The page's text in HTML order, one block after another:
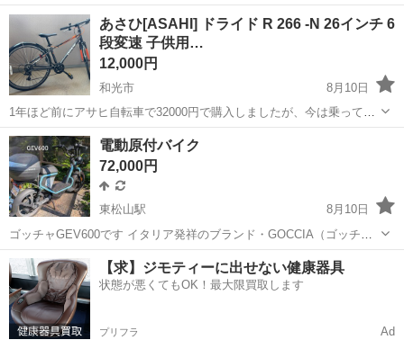
日128日★クリーンルーム内作業★マイカー通勤OK＆無料駐車場あり
★就業先食堂利用可！日払い制度あり！《茨城県常陸大宮市》 人気の
工場のお仕事 ◇コネクタ製造工...
茨城 常陸大宮市 その他
あさひ[ASAHI] ドライド R 266 -N 26インチ 6
段変速 子供用…
12,000円
和光市
8月10日
1年ほど前にアサヒ自転車で32000円で購入しましたが、今は乗ってい
ないので出品します。 自転車に乗る練習のために使用していたので、
細かい傷はありますが、使用期間1年位なので綺麗な方だと思います。
ただし、転んだ時にライト...
埼玉 和光市 自転車
電動原付バイク
72,000円
東松山駅
8月10日
ゴッチャGEV600です イタリア発祥のブランド・GOCCIA（ゴッチ
ア）が展開するスタイリッシュでお手頃な電動スクーターです。普通
自動車免許で運転でき、家庭用100V電源で手軽に充電できるのが大き
な魅力です リアボックス、...
埼玉 東松山市 東松山駅 その他 GEV
【求】ジモティーに出せない健康器具
状態が悪くてもOK！最大限買取します
プリフラ Ad